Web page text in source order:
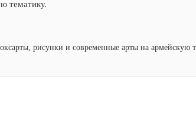
тематику.
рисунки и современные арты на